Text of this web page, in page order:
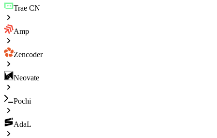
Trae CN
Amp
Zencoder
Neovate
Pochi
AdaL